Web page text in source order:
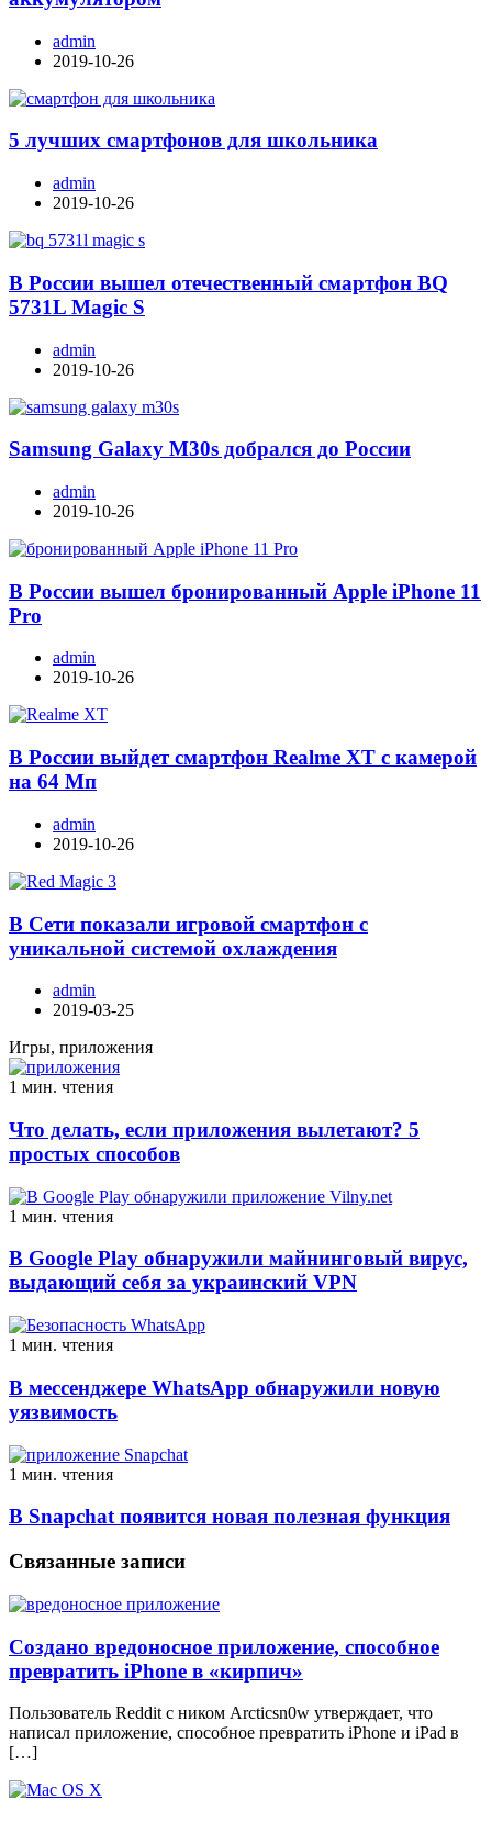
admin
2019-10-26
5 лучших смартфонов для школьника
admin
2019-10-26
В России вышел отечественный смартфон BQ
5731L Magic S
admin
2019-10-26
Samsung Galaxy M30s добрался до России
admin
2019-10-26
В России вышел бронированный Apple iPhone 11
Pro
admin
2019-10-26
В России выйдет смартфон Realme XT с камерой
на 64 Мп
admin
2019-10-26
В Сети показали игровой смартфон с
уникальной системой охлаждения
admin
2019-03-25
Игры, приложения
1 мин. чтения
Что делать, если приложения вылетают? 5
простых способов
1 мин. чтения
В Google Play обнаружили майнинговый вирус,
выдающий себя за украинский VPN
1 мин. чтения
В мессенджере WhatsApp обнаружили новую
уязвимость
1 мин. чтения
В Snapchat появится новая полезная функция
Связанные записи
Создано вредоносное приложение, способное
превратить iPhone в «кирпич»
Пользователь Reddit с ником Arcticsn0w утверждает, что
написал приложение, способное превратить iPhone и iPad в
[…]